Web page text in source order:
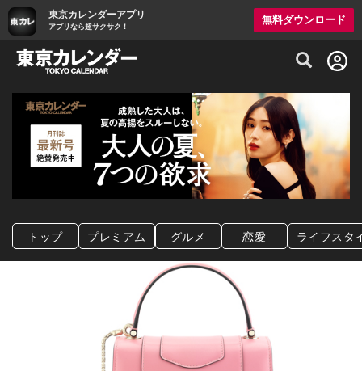
東京カレンダーアプリ
アプリなら超サクサク！
無料ダウンロード
グルメ情報・プレミアムレストラン予約
トップ プレミアム グルメ 恋愛 ライフスタ